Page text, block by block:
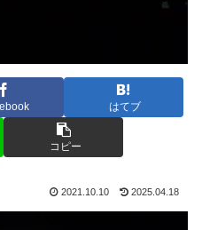
はてブ
コピー
2021.10.10 2025.04.18